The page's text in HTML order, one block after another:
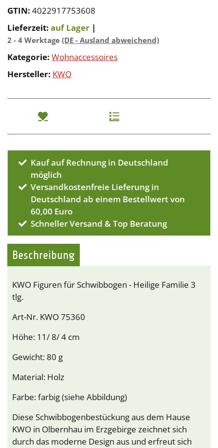
GTIN: 4022917753608
Lieferzeit: auf Lager |
2 - 4 Werktage (DE - Ausland abweichend)
Kategorie: Wohnaccessoires
Hersteller: KWO
Kauf auf Rechnung in Deutschland
möglich
Versandkostenfreie Lieferung in
Deutschland ab einem Bestellwert von
60,00 Euro
Schneller Versand & Top Beratung
Beschreibung
KWO Figuren für Schwibbogen - Heilige Familie 3
tlg.
Art-Nr. KWO 75360
Höhe: 11/ 8/ 4 cm
Gewicht: 80 g
Material: Holz
Farbe: farbig (siehe Abbildung)
Diese Schwibbogenbestückung aus dem Hause
KWO in Olbernhau im Erzgebirge zeichnet sich
durch das moderne Design aus und erfreut sich